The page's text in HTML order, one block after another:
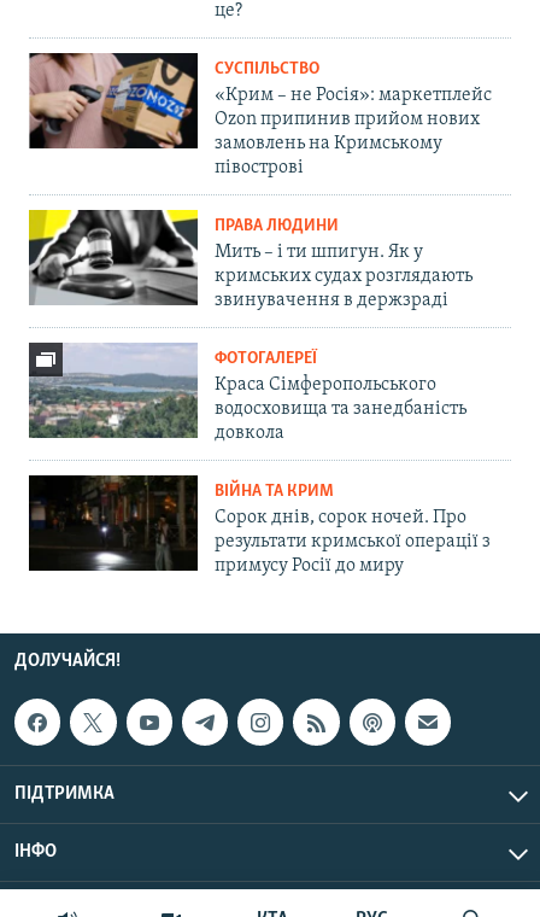
це?
СУСПІЛЬСТВО
«Крим – не Росія»: маркетплейс
Ozon припинив прийом нових
замовлень на Кримському
півострові
ПРАВА ЛЮДИНИ
Мить – і ти шпигун. Як у
кримських судах розглядають
звинувачення в держзраді
ФОТОГАЛЕРЕЇ
Краса Сімферопольського
водосховища та занедбаність
довкола
ВІЙНА ТА КРИМ
Сорок днів, сорок ночей. Про
результати кримської операції з
примусу Росії до миру
ДОЛУЧАЙСЯ!
ПІДТРИМКА
ІНФО